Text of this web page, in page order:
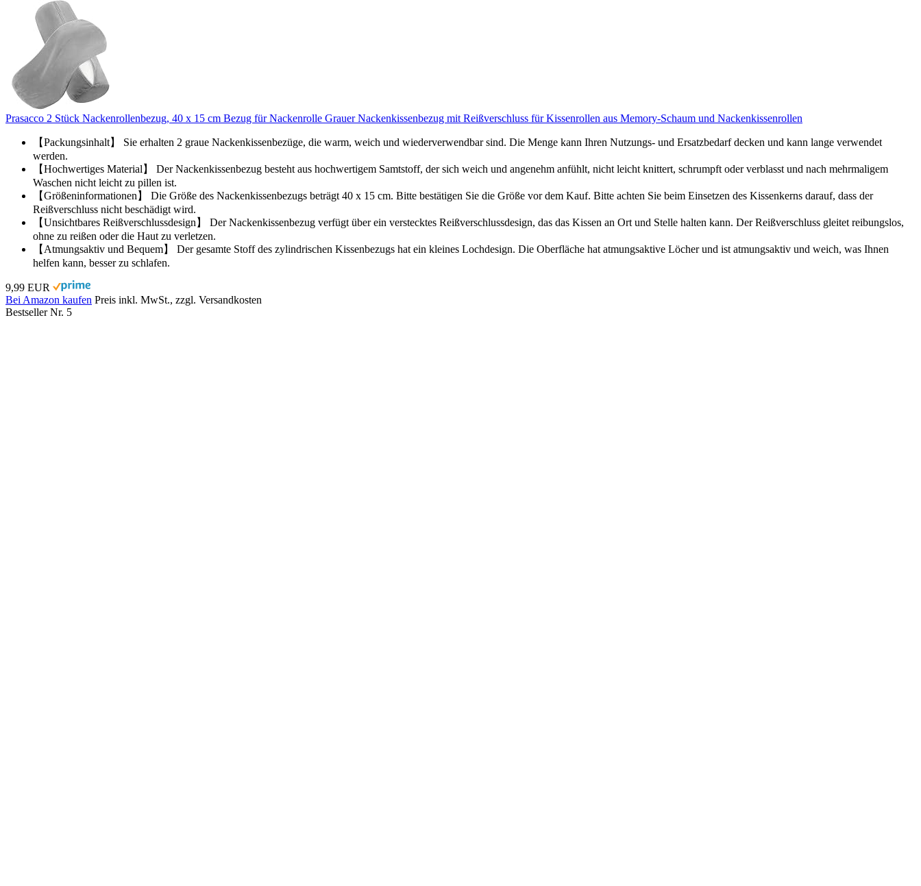
Prasacco 2 Stück Nackenrollenbezug, 40 x 15 cm Bezug für Nackenrolle Grauer Nackenkissenbezug mit Reißverschluss für Kissenrollen aus Memory-Schaum und Nackenkissenrollen
【Packungsinhalt】 Sie erhalten 2 graue Nackenkissenbezüge, die warm, weich und wiederverwendbar sind. Die Menge kann Ihren Nutzungs- und Ersatzbedarf decken und kann lange verwendet
werden.
【Hochwertiges Material】 Der Nackenkissenbezug besteht aus hochwertigem Samtstoff, der sich weich und angenehm anfühlt, nicht leicht knittert, schrumpft oder verblasst und nach mehrmaligem
Waschen nicht leicht zu pillen ist.
【Größeninformationen】 Die Größe des Nackenkissenbezugs beträgt 40 x 15 cm. Bitte bestätigen Sie die Größe vor dem Kauf. Bitte achten Sie beim Einsetzen des Kissenkerns darauf, dass der
Reißverschluss nicht beschädigt wird.
【Unsichtbares Reißverschlussdesign】 Der Nackenkissenbezug verfügt über ein verstecktes Reißverschlussdesign, das das Kissen an Ort und Stelle halten kann. Der Reißverschluss gleitet reibungslos,
ohne zu reißen oder die Haut zu verletzen.
【Atmungsaktiv und Bequem】 Der gesamte Stoff des zylindrischen Kissenbezugs hat ein kleines Lochdesign. Die Oberfläche hat atmungsaktive Löcher und ist atmungsaktiv und weich, was Ihnen
helfen kann, besser zu schlafen.
9,99 EUR
Bei Amazon kaufen Preis inkl. MwSt., zzgl. Versandkosten
Bestseller Nr. 5